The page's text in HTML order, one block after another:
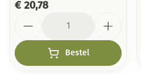
€ 20,78
Bestel